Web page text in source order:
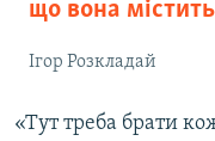
що вона
Ігор Розкладай
«Тут треба брати